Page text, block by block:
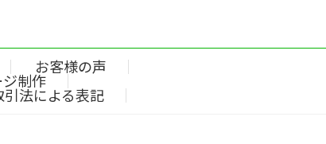
お客様の声
ジ制作
引法による表記